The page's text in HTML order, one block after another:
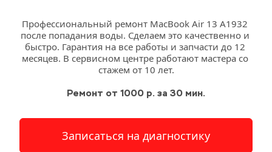
Профессиональный ремонт MacBook Air 13 A1932
после попадания воды. Сделаем это качественно и
быстро. Гарантия на все работы и запчасти до 12
месяцев. В сервисном центре работают мастера со
стажем от 10 лет.
Ремонт от 1000 р. за 30 мин.
Записаться на диагностику